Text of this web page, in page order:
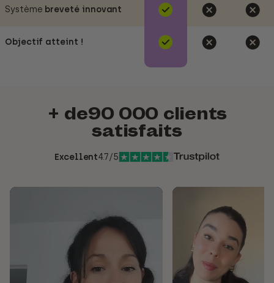
Système breveté innovant
Objectif atteint !
+ de90 000 clients
satisfaits
Excellent4.7/5